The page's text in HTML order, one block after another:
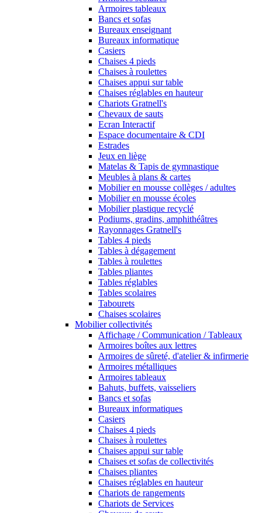
Armoires tableaux
Bancs et sofas
Bureaux enseignant
Bureaux informatique
Casiers
Chaises 4 pieds
Chaises à roulettes
Chaises appui sur table
Chaises réglables en hauteur
Chariots Gratnell's
Chevaux de sauts
Ecran Interactif
Espace documentaire & CDI
Estrades
Jeux en liège
Matelas & Tapis de gymnastique
Meubles à plans & cartes
Mobilier en mousse collèges / adultes
Mobilier en mousse écoles
Mobilier plastique recyclé
Podiums, gradins, amphithéâtres
Rayonnages Gratnell's
Tables 4 pieds
Tables à dégagement
Tables à roulettes
Tables pliantes
Tables réglables
Tables scolaires
Tabourets
Chaises scolaires
Mobilier collectivités
Affichage / Communication / Tableaux
Armoires boîtes aux lettres
Armoires de sûreté, d'atelier & infirmerie
Armoires métalliques
Armoires tableaux
Bahuts, buffets, vaisseliers
Bancs et sofas
Bureaux informatiques
Casiers
Chaises 4 pieds
Chaises à roulettes
Chaises appui sur table
Chaises et sofas de collectivités
Chaises pliantes
Chaises réglables en hauteur
Chariots de rangements
Chariots de Services